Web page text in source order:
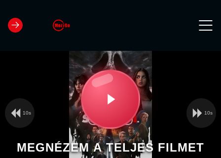
loading.
Play
Video
10s 10s
MEGNÉZEM A TELJES FILMET